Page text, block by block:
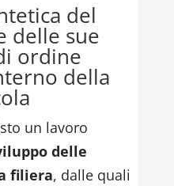
del
delle sue
ordine
della
un lavoro
delle
filiera, dalle quali